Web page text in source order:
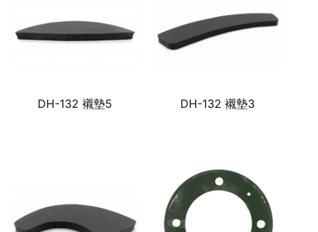
DH-132 襯墊5 DH-132 襯墊3